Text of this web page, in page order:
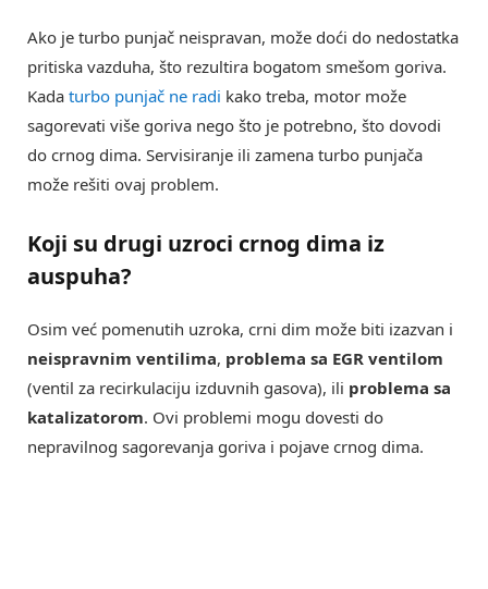
Ako je turbo punjač neispravan, može doći do nedostatka
pritiska vazduha, što rezultira bogatom smešom goriva.
Kada turbo punjač ne radi kako treba, motor može
sagorevati više goriva nego što je potrebno, što dovodi
do crnog dima. Servisiranje ili zamena turbo punjača
može rešiti ovaj problem.
Koji su drugi uzroci crnog dima iz
auspuha?
Osim već pomenutih uzroka, crni dim može biti izazvan i
neispravnim ventilima, problema sa EGR ventilom
(ventil za recirkulaciju izduvnih gasova), ili problema sa
katalizatorom. Ovi problemi mogu dovesti do
nepravilnog sagorevanja goriva i pojave crnog dima.